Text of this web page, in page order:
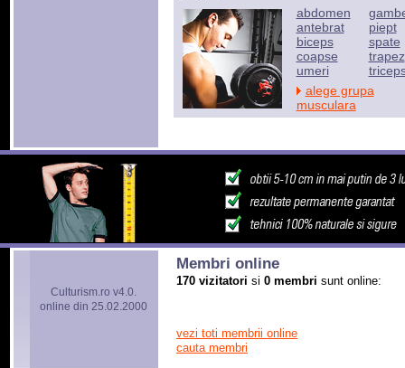
abdomen
antebrat
biceps
coapse
umeri
piept
spate
trapez
alege grupa
musculara
Culturism.ro v4.0.
online din 25.02.2000
Membri online
170 vizitatori si 0 membri sunt online:
vezi toti membrii online
cauta membri